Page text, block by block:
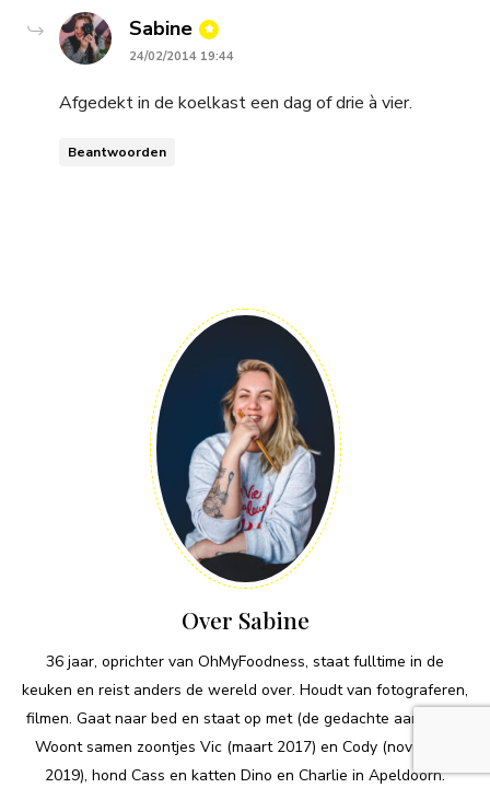
Sabine says:
24/02/2014 19:44
Afgedekt in de koelkast een dag of drie à vier.
Beantwoorden
Over Sabine
36 jaar, oprichter van OhMyFoodness, staat fulltime in de
keuken en reist anders de wereld over. Houdt van fotograferen,
filmen. Gaat naar bed en staat op met (de gedachte aan) eten.
Woont samen zoontjes Vic (maart 2017) en Cody (november
2019), hond Cass en katten Dino en Charlie in Apeldoorn.